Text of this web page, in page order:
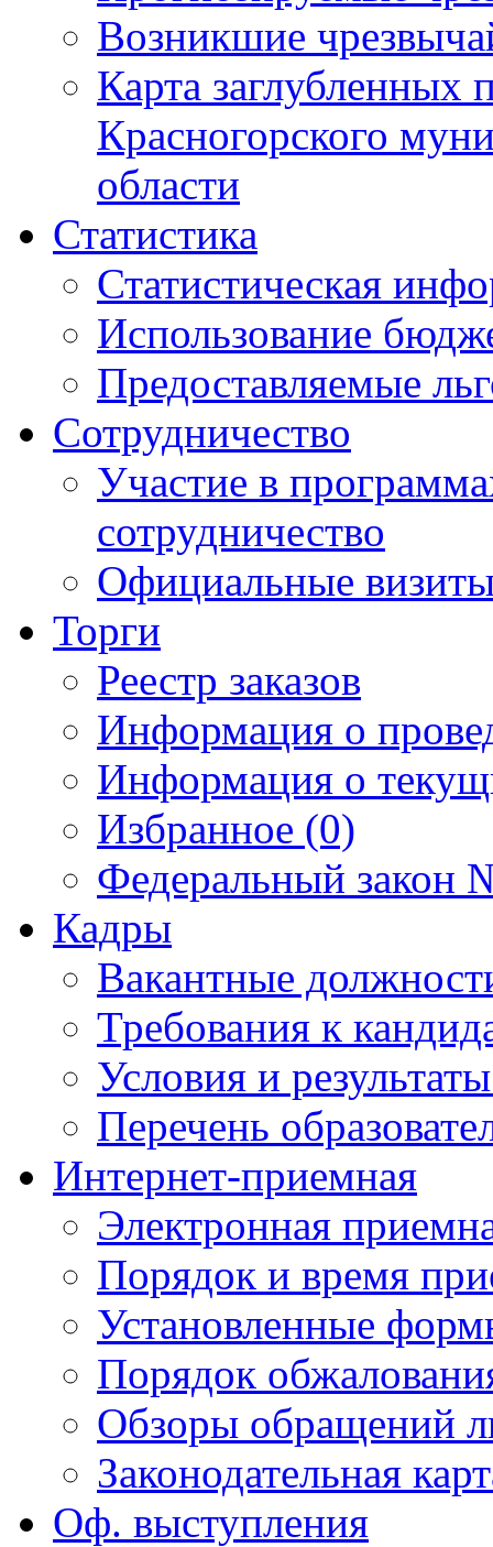
Возникшие
Карта
Красногорского
области
Статистика
Статистическая
Использование
Предоставляемые
Сотрудничество
Участие в
сотрудничество
Официальные
Торги
Реестр заказов
Информация о
Информация о
Избранное (0)
Федеральный закон
Кадры
Вакантные
Требования к
Условия и
Перечень
Интернет-приемная
Электронная
Порядок и время
Установленные
Порядок
Обзоры обращений
Законодательная
Оф. выступления